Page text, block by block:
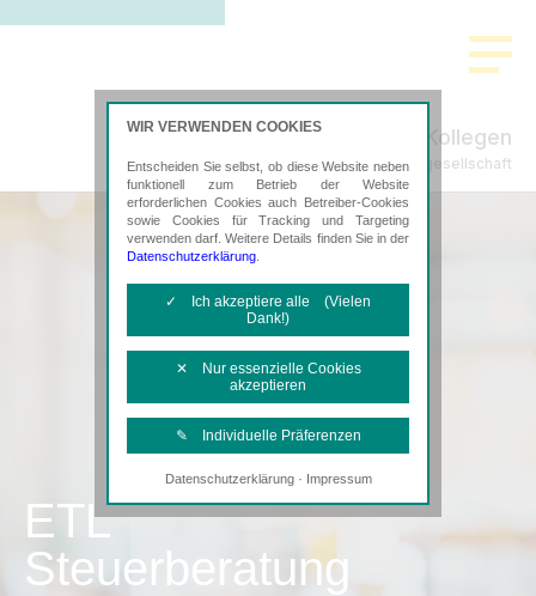
Weippert & Kollegen
Steuerberatungsgesellschaft
ETL
Steuerberatung
WIR VERWENDEN COOKIES
Entscheiden Sie selbst, ob diese Website neben
funktionell zum Betrieb der Website
erforderlichen Cookies auch Betreiber-Cookies
sowie Cookies für Tracking und Targeting
verwenden darf. Weitere Details finden Sie in der
Datenschutzerklärung
✓ Ich akzeptiere alle (Vielen
Dank!)
✕ Nur essenzielle Cookies
akzeptieren
✎ Individuelle Präferenzen
Notwendige Cookies
Diese Cookies sind erforderlich, um die
Tracking- und Targeting-Cookies
Datenschutzerklärung· Impressum